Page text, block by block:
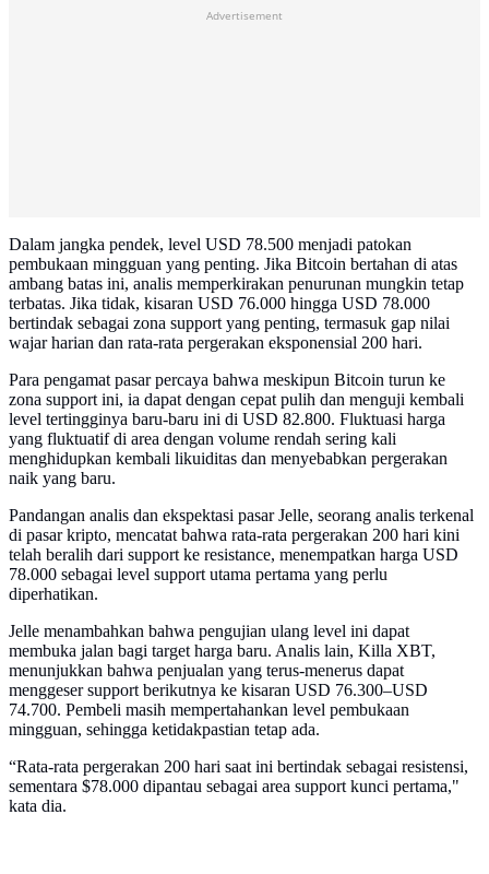
Advertisement
Dalam jangka pendek, level USD 78.500 menjadi patokan
pembukaan mingguan yang penting. Jika Bitcoin bertahan di atas
ambang batas ini, analis memperkirakan penurunan mungkin tetap
terbatas. Jika tidak, kisaran USD 76.000 hingga USD 78.000
bertindak sebagai zona support yang penting, termasuk gap nilai
wajar harian dan rata-rata pergerakan eksponensial 200 hari.
Para pengamat pasar percaya bahwa meskipun Bitcoin turun ke
zona support ini, ia dapat dengan cepat pulih dan menguji kembali
level tertingginya baru-baru ini di USD 82.800. Fluktuasi harga
yang fluktuatif di area dengan volume rendah sering kali
menghidupkan kembali likuiditas dan menyebabkan pergerakan
naik yang baru.
Pandangan analis dan ekspektasi pasar Jelle, seorang analis terkenal
di pasar kripto, mencatat bahwa rata-rata pergerakan 200 hari kini
telah beralih dari support ke resistance, menempatkan harga USD
78.000 sebagai level support utama pertama yang perlu
diperhatikan.
Jelle menambahkan bahwa pengujian ulang level ini dapat
membuka jalan bagi target harga baru. Analis lain, Killa XBT,
menunjukkan bahwa penjualan yang terus-menerus dapat
menggeser support berikutnya ke kisaran USD 76.300–USD
74.700. Pembeli masih mempertahankan level pembukaan
mingguan, sehingga ketidakpastian tetap ada.
“Rata-rata pergerakan 200 hari saat ini bertindak sebagai resistensi,
sementara $78.000 dipantau sebagai area support kunci pertama,"
kata dia.